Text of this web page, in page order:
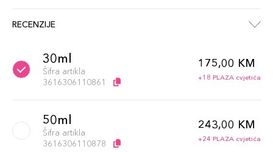
RECENZIJE
30ml
Šifra artikla
3616306110861
175,00 KM
+18 PLAZA cvjetića
50ml
Šifra artikla
3616306110878
243,00 KM
+24 PLAZA cvjetića